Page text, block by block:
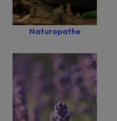
Naturopathe